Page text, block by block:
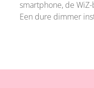
smartphone, de
Een dure dimmer